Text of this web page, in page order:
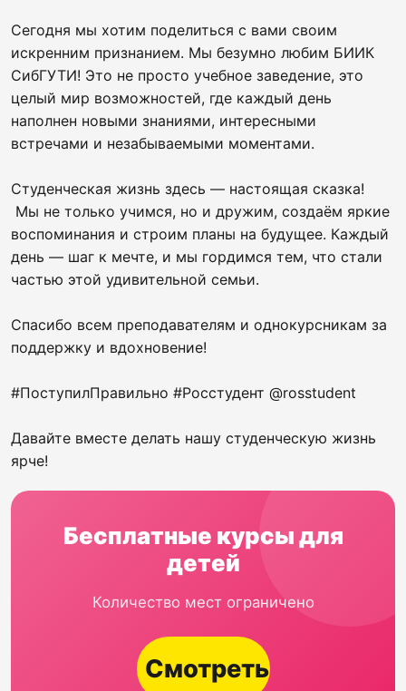
Сегодня мы хотим поделиться с вами своим
искренним признанием. Мы безумно любим БИИК
СибГУТИ! Это не просто учебное заведение, это
целый мир возможностей, где каждый день
наполнен новыми знаниями, интересными
встречами и незабываемыми моментами.
Студенческая жизнь здесь — настоящая сказка!
Мы не только учимся, но и дружим, создаём яркие
воспоминания и строим планы на будущее. Каждый
день — шаг к мечте, и мы гордимся тем, что стали
частью этой удивительной семьи.
Спасибо всем преподавателям и однокурсникам за
поддержку и вдохновение!
#ПоступилПравильно #Росстудент @rosstudent
Давайте вместе делать нашу студенческую жизнь
ярче!
Бесплатные курсы для
детей
Количество мест ограничено
Смотреть